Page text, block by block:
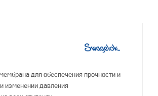
для обеспечения прочности и
изменении давления